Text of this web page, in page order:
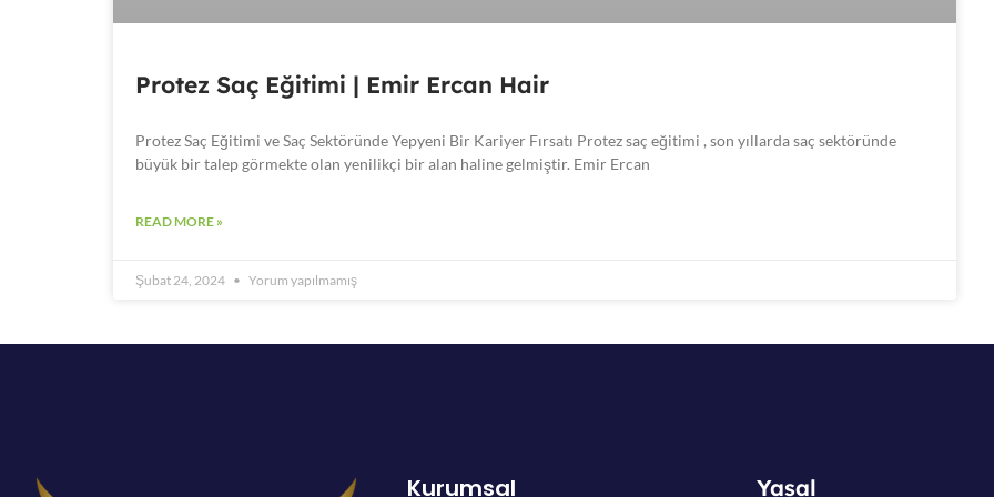
Protez Saç Eğitimi | Emir Ercan Hair
Protez Saç Eğitimi ve Saç Sektöründe Yepyeni Bir Kariyer Fırsatı Protez saç eğitimi , son yıllarda saç sektöründe
büyük bir talep görmekte olan yenilikçi bir alan haline gelmiştir. Emir Ercan
READ MORE »
Şubat 24, 2024 Yorum yapılmamış
Kurumsal Yasal